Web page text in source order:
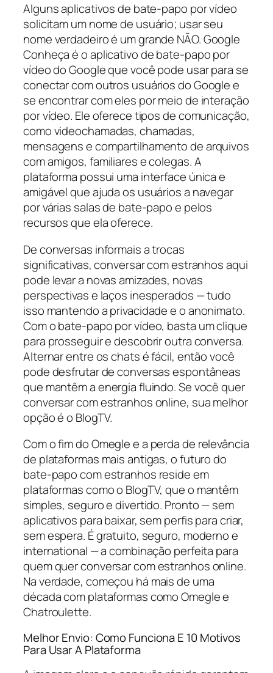
Alguns aplicativos de bate-papo por vídeo
solicitam um nome de usuário; usar seu
nome verdadeiro é um grande NÃO. Google
Conheça é o aplicativo de bate-papo por
vídeo do Google que você pode usar para se
conectar com outros usuários do Google e
se encontrar com eles por meio de interação
por vídeo. Ele oferece tipos de comunicação,
como videochamadas, chamadas,
mensagens e compartilhamento de arquivos
com amigos, familiares e colegas. A
plataforma possui uma interface única e
amigável que ajuda os usuários a navegar
por várias salas de bate-papo e pelos
recursos que ela oferece.
De conversas informais a trocas
significativas, conversar com estranhos aqui
pode levar a novas amizades, novas
perspectivas e laços inesperados — tudo
isso mantendo a privacidade e o anonimato.
Com o bate-papo por vídeo, basta um clique
para prosseguir e descobrir outra conversa.
Alternar entre os chats é fácil, então você
pode desfrutar de conversas espontâneas
que mantêm a energia fluindo. Se você quer
conversar com estranhos online, sua melhor
opção é o BlogTV.
Com o fim do Omegle e a perda de relevância
de plataformas mais antigas, o futuro do
bate-papo com estranhos reside em
plataformas como o BlogTV, que o mantêm
simples, seguro e divertido. Pronto — sem
aplicativos para baixar, sem perfis para criar,
sem espera. É gratuito, seguro, moderno e
international — a combinação perfeita para
quem quer conversar com estranhos online.
Na verdade, começou há mais de uma
década com plataformas como Omegle e
Chatroulette.
Melhor Envio: Como Funciona E 10 Motivos
Para Usar A Plataforma